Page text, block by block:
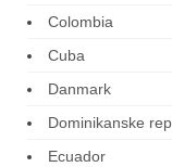
Colombia
Cuba
Danmark
Dominikanske
Ecuador